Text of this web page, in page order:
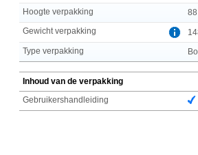
Hoogte verpakking
Gewicht verpakking
Type verpakking
Inhoud van de verpakking
Gebruikershandleiding